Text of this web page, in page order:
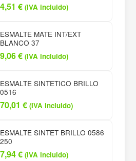
4,51 € (IVA incluido)
ESMALTE MATE INT/EXT
BLANCO 37
9,06€ (IVA incluido)
ESMALTE SINTETICO BRILLO
0516
70,01 € (IVA incluido)
ESMALTE SINTET BRILLO 0586
250
7,94€ (IVA incluido)